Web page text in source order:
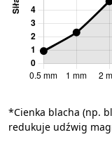
*Cienka blacha (np.
redukuje udźwig